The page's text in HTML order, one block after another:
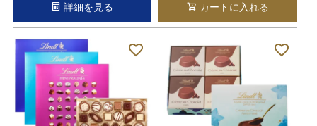
詳細を見る カートに入れる